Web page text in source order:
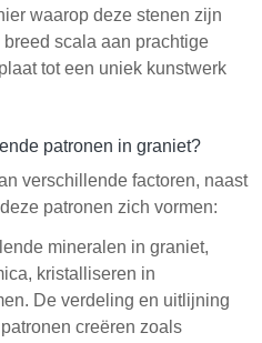
waarop deze stenen zijn
scala aan prachtige
tot een uniek kunstwerk
patronen in graniet?
verschillende factoren, naast
patronen zich vormen:
mineralen in graniet,
kristalliseren in
De verdeling en uitlijning
creëren zoals